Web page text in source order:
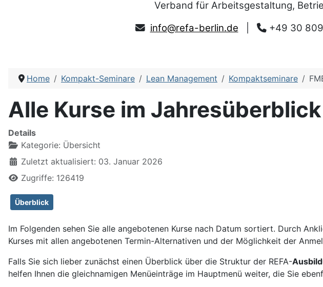
Verband für Arbeitsgestaltung,
info@refa-berlin.de
+49 30
Home Kompakt-Seminare Lean Management Kompaktseminare
Alle Kurse im Jahresüberblick
Details
Kategorie: Übersicht
Zuletzt aktualisiert: 03. Januar 2026
Zugriffe: 126419
Überblick
Im Folgenden sehen Sie alle angebotenen Kurse nach Datum sortiert. Durch
Kurses mit allen angebotenen Termin-Alternativen und der Möglichkeit der
Falls Sie sich lieber zunächst einen Überblick über die Struktur der REFA-
helfen Ihnen die gleichnamigen Menüeinträge im Hauptmenü weiter, die Sie